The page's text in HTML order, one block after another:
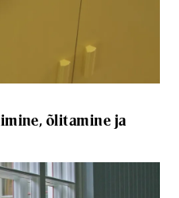
õlitamine ja